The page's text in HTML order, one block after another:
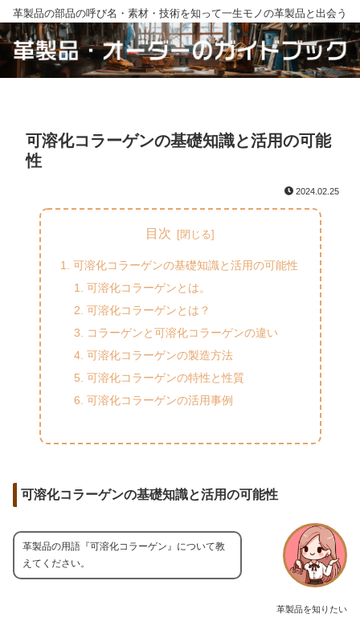
革製品の部品の呼び名・素材・技術を知って一生モノの革製品と出会う
可溶化コラーゲンの基礎知識と活用の可能
性
2024.02.25
目次
可溶化コラーゲンの基礎知識と活用の可能性
可溶化コラーゲンとは。
可溶化コラーゲンとは？
コラーゲンと可溶化コラーゲンの違い
可溶化コラーゲンの製造方法
可溶化コラーゲンの特性と性質
可溶化コラーゲンの活用事例
可溶化コラーゲンの基礎知識と活用の可能性
革製品を知りたい
革製品の用語『可溶化コラーゲン』について教
えてください。